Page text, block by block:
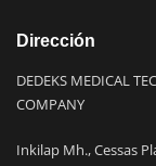
Dirección
DEDEKS MEDICAL
COMPANY
Inkilap Mh., Cessas